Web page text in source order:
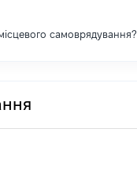
самоврядування?